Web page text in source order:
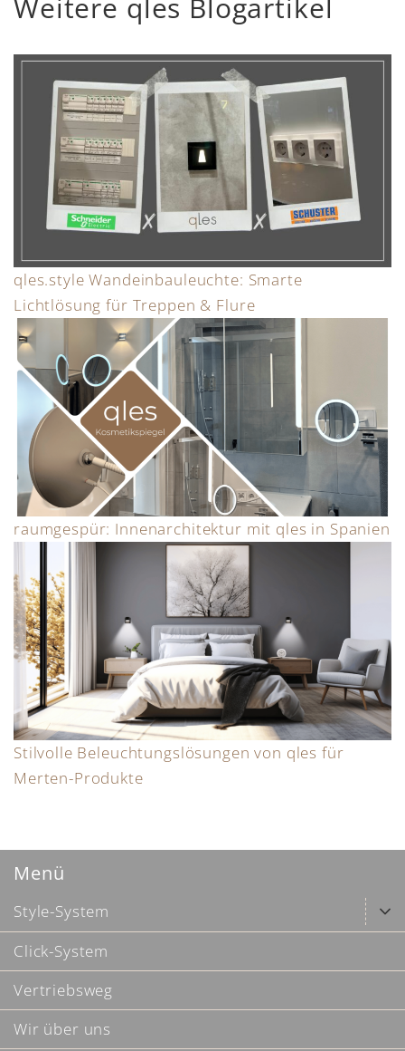
qles.style Wandeinbauleuchte: Smarte
Lichtlösung für Treppen & Flure
raumgespür: Innenarchitektur mit qles in Spanien
Stilvolle Beleuchtungslösungen von qles für
Merten-Produkte
Menü
Style-System
Click-System
Vertriebsweg
Wir über uns